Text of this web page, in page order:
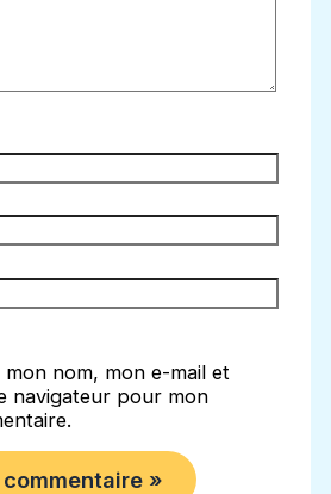
nom, mon e-mail et
navigateur pour mon